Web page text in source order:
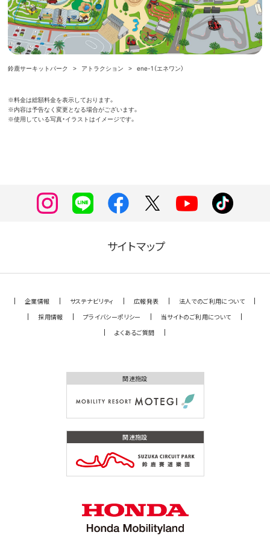
鈴鹿サーキットパーク アトラクション ene-1（エネワン）
※料金は総額料金を表示しております。
※内容は予告なく変更となる場合がございます。
※使用している写真・イラストはイメージです。
サイトマップ
企業情報 サステナビリティ 広報発表
法人でのご利用について
採用情報
プライバシーポリシー
当サイトのご利用について
よくあるご質問
関連施設
関連施設